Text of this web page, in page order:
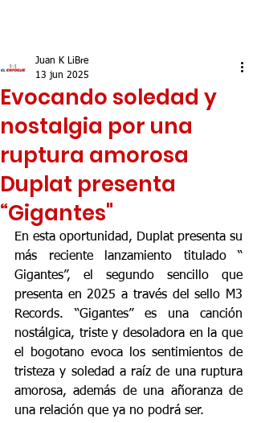
Evocando soledad y
nostalgia por una
ruptura amorosa
Duplat presenta
“Gigantes"
Juan K LiBre
13 jun 2025
En esta oportunidad, Duplat presenta su
más reciente lanzamiento titulado “
Gigantes”, el segundo sencillo que
presenta en 2025 a través del sello M3
Records. “Gigantes” es una canción
nostálgica, triste y desoladora en la que
el bogotano evoca los sentimientos de
tristeza y soledad a raíz de una ruptura
amorosa, además de una añoranza de
una relación que ya no podrá ser.